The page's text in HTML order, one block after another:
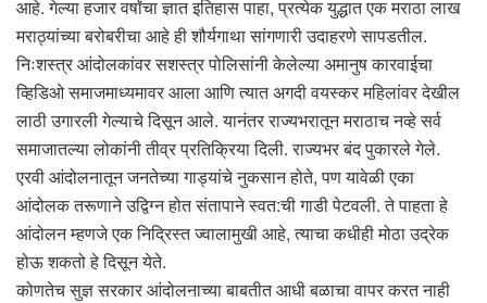
आहे. गेल्या हजार वर्षांचा ज्ञात इतिहास पाहा, प्रत्येक युद्धात एक मराठा लाख
मराठ्यांच्या बरोबरीचा आहे ही शौर्यगाथा सांगणारी उदाहरणे सापडतील.
निःशस्त्र आंदोलकांवर सशस्त्र पोलिसांनी केलेल्या अमानुष कारवाईचा
व्हिडिओ समाजमाध्यमावर आला आणि त्यात अगदी वयस्कर महिलांवर देखील
लाठी उगारली गेल्याचे दिसून आले. यानंतर राज्यभरातून मराठाच नव्हे सर्व
समाजातल्या लोकांनी तीव्र प्रतिक्रिया दिली. राज्यभर बंद पुकारले गेले.
एरवी आंदोलनातून जनतेच्या गाड्यांचे नुकसान होते, पण यावेळी एका
आंदोलक तरूणाने उद्विग्न होत संतापाने स्वत:ची गाडी पेटवली. ते पाहता हे
आंदोलन म्हणजे एक निद्रिस्त ज्वालामुखी आहे, त्याचा कधीही मोठा उद्रेक
होऊ शकतो हे दिसून येते.
कोणतेच सुज्ञ सरकार आंदोलनाच्या बाबतीत आधी बळाचा वापर करत नाही